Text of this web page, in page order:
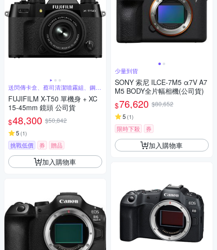
送閃傳卡盒、蔡司清潔噴霧組、鋼化
保護貼
FUJIFILM X-T50 單機身 + XC
15-45mm 鏡頭 公司貨
$48,300 $50,842
5 (1)
挑戰低價 券 贈品
加入購物車
少量到貨
SONY 索尼 ILCE-7M5 α7V A7
M5 BODY全片幅相機(公司貨)
$76,620 $80,652
5 (1)
限時下殺 券
加入購物車